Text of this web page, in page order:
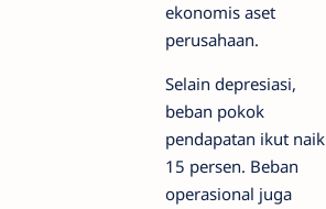
ekonomis aset
perusahaan.
Selain depresiasi,
beban pokok
pendapatan ikut naik
15 persen. Beban
operasional juga